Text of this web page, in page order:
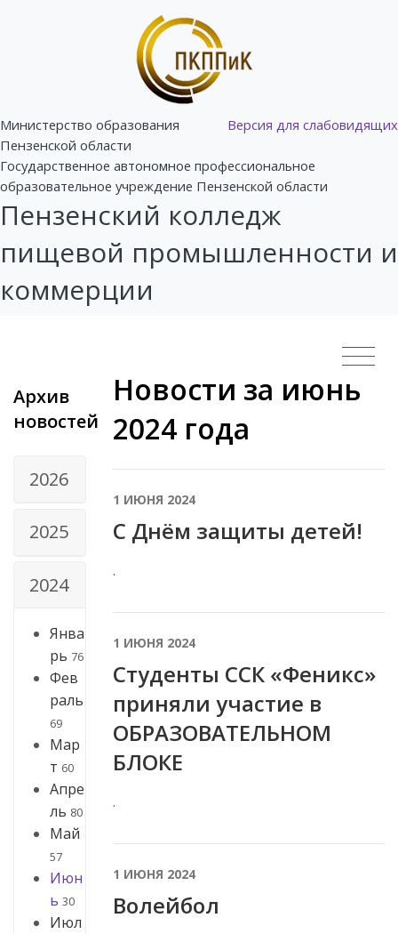
Версия для слабовидящих
Министерство образования
Пензенской области
Государственное автономное профессиональное
образовательное учреждение Пензенской области
Пензенский колледж
пищевой промышленности и
коммерции
Архив
новостей
2026
2025
2024
Янва
рь 76
Фев
раль
69
Мар
т 60
Апре
ль 80
Май
57
Июн
ь 30
Июл
Новости за июнь
2024 года
1 ИЮНЯ 2024
С Днём защиты детей!
.
1 ИЮНЯ 2024
Студенты ССК «Феникс»
приняли участие в
ОБРАЗОВАТЕЛЬНОМ
БЛОКE
.
1 ИЮНЯ 2024
Волейбол